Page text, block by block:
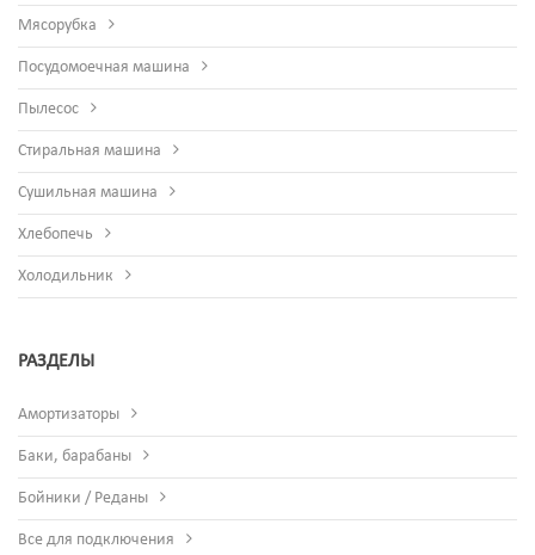
Мясорубка
Посудомоечная машина
Пылесос
Стиральная машина
Сушильная машина
Хлебопечь
Холодильник
РАЗДЕЛЫ
Амортизаторы
Баки, барабаны
Бойники / Реданы
Все для подключения